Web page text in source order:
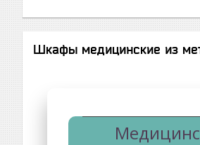
Шкафы медицинские из